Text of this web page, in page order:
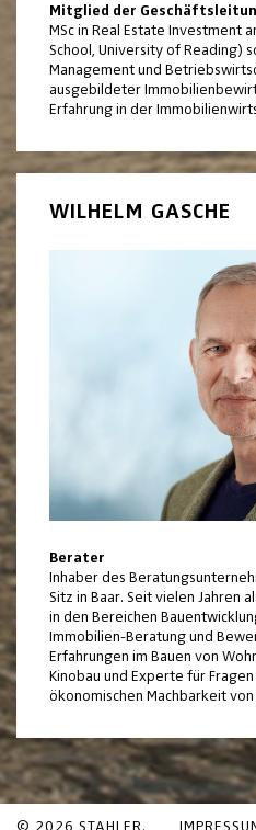
Mitglied der
MSc in Real Estate Investment
School, University of Reading)
Management und
ausgebildeter
Erfahrung in der
WILHELM GASCHE
Berater
Inhaber des
Sitz in Baar. Seit vielen Jahren
in den Bereichen
Immobilien-Beratung und
Erfahrungen im Bauen von
Kinobau und Experte für
ökonomischen Machbarkeit
© 2026 STAHLER.